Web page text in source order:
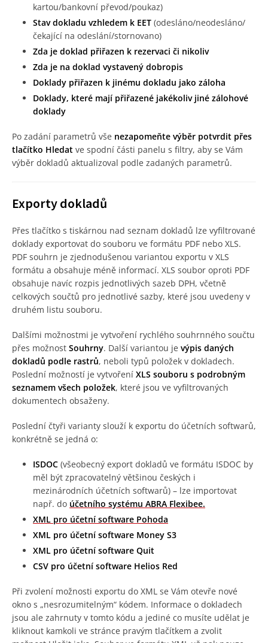
kartou/bankovní převod/poukaz)
Stav dokladu vzhledem k EET (odesláno/neodesláno/
čekající na odeslání/stornovano)
Zda je doklad přiřazen k rezervaci či nikoliv
Zda je na doklad vystavený dobropis
Doklady přiřazen k jinému dokladu jako záloha
Doklady, které mají přiřazené jakékoliv jiné zálohové
doklady
Po zadání parametrů vše nezapomeňte výběr potvrdit přes
tlačítko Hledat ve spodní části panelu s filtry, aby se Vám
výběr dokladů aktualizoval podle zadaných parametrů.
Exporty dokladů
Přes tlačítko s tiskárnou nad seznam dokladů lze vyfiltrované
doklady exportovat do souboru ve formátu PDF nebo XLS.
PDF souhrn je zjednodušenou variantou exportu v XLS
formátu a obsahuje méně informací. XLS soubor oproti PDF
obsahuje navíc rozpis jednotlivých sazeb DPH, včetně
celkových součtů pro jednotlivé sazby, které jsou uvedeny v
druhém listu souboru.
Dalšími možnostmi je vytvoření rychlého souhrnného součtu
přes možnost Souhrny. Další variantou je výpis daných
dokladů podle rastrů, neboli typů položek v dokladech.
Poslední možností je vytvoření XLS souboru s podrobným
seznamem všech položek, které jsou ve vyfiltrovaných
dokumentech obsaženy.
Poslední čtyři varianty slouží k exportu do účetních softwarů,
konkrétně se jedná o:
ISDOC (všeobecný export dokladů ve formátu ISDOC by
měl být zpracovatelný většinou českých i
mezinárodních účetních softwarů) – lze importovat
např. do účetního systému ABRA Flexibee.
XML pro účetní software Pohoda
XML pro účetní software Money S3
XML pro účetní software Quit
CSV pro účetní software Helios Red
Při zvolení možnosti exportu do XML se Vám otevře nové
okno s „nesrozumitelným“ kódem. Informace o dokladech
jsou ale zahrnuty v tomto kódu a jediné co musíte udělat je
kliknout kamkoli ve stránce pravým tlačítkem a zvolit